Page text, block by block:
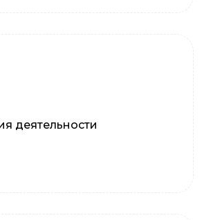
деятельности